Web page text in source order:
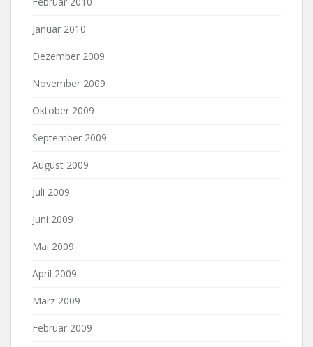
Januar 2010
Dezember 2009
November 2009
Oktober 2009
September 2009
August 2009
Juli 2009
Juni 2009
Mai 2009
April 2009
März 2009
Februar 2009